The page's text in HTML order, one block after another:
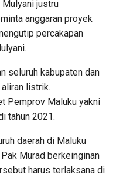
Mulyani justru
anggaran proyek
percakapan
seluruh kabupaten dan
listrik.
Pemprov Maluku yakni
tahun 2021.
daerah di Maluku
Murad berkeinginan
harus terlaksana di